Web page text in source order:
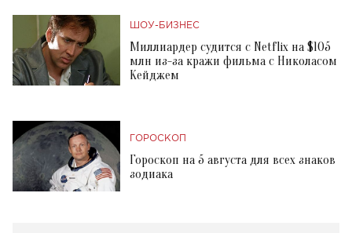
ШОУ-БИЗНЕС
Миллиардер судится с Netflix на $105
млн из-за кражи фильма с Николасом
Кейджем
ГОРОСКОП
Гороскоп на 5 августа для всех знаков
зодиака